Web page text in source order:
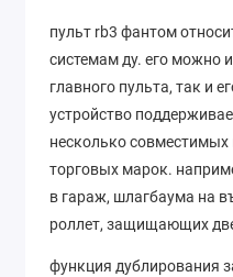
пульт rb3 фантом
системам ду. его можно
главного пульта, так и
устройство
несколько
торговых марок.
в гараж, шлагбаума на
роллет, защищающих
функция дублирования